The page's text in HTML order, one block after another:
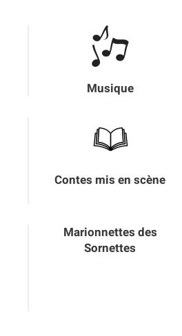
Musique
Contes mis en scène
Marionnettes des
Sornettes